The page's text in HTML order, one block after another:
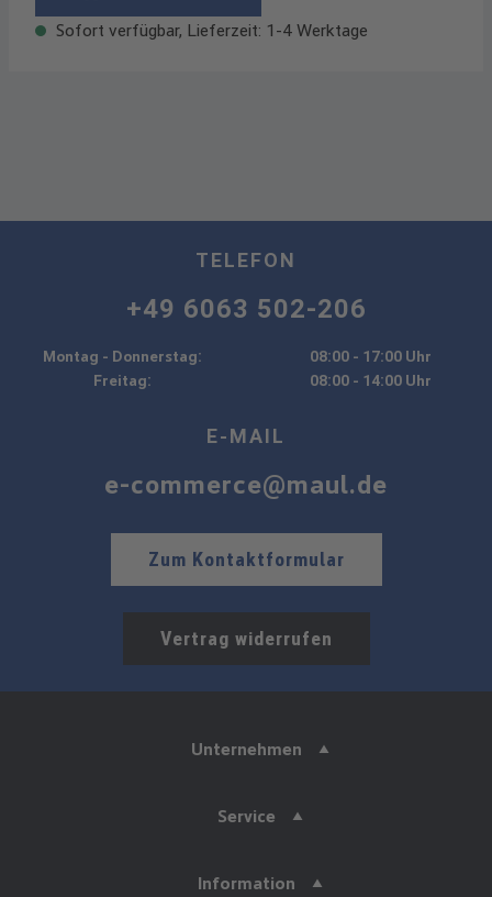
Sofort verfügbar, Lieferzeit: 1-4 Werktage
TELEFON
+49 6063 502-206
Montag - Donnerstag:
08:00 - 17:00 Uhr
Freitag:
08:00 - 14:00 Uhr
E-MAIL
e-commerce@maul.de
Zum Kontaktformular
Vertrag widerrufen
Unternehmen
Service
Information